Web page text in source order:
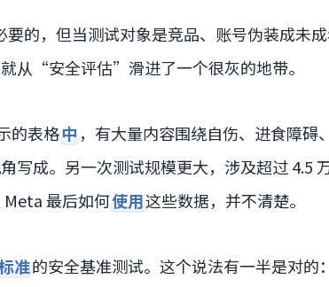
要的，但当测试对象是竞品、账号伪装成未
从“安全评估”滑进了一个很灰的地带。
的表格中 ，有大量内容围绕自伤、进食障碍
写成。另一次测试规模更大，涉及超过 4.5
最后如何使用这些数据，并不清楚。
准的安全基准测试。这个说法有一半是对的